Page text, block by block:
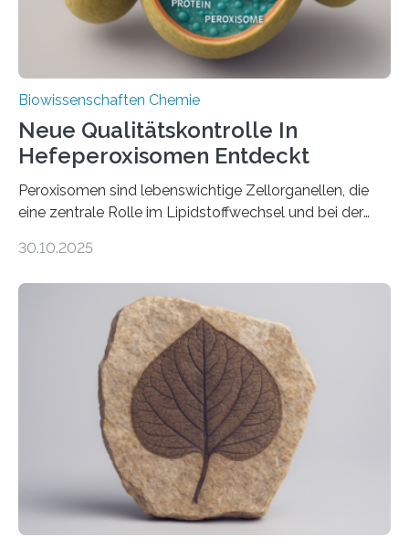
Biowissenschaften Chemie
Neue Qualitätskontrolle In
Hefeperoxisomen Entdeckt
Peroxisomen sind lebenswichtige Zellorganellen, die
eine zentrale Rolle im Lipidstoffwechsel und bei der
erfüllen können, müssen zahlreiche Enzyme präzise in
der Ruhr-Universität Bochum um Prof. Dr. Ralf Erdmann
und Dr. Ismaila Francis Yusuf hat nun einen bislang
unbekannten Qualitätskontrollmechanismus des
peroxisomalen Proteintransports in der Bäckerhefe
Saccharomyces cerevisiae entdeckt, der für die
Funktionsfähigkeit der Organellen entscheidend ist. Die
Studie wurde am 28. Oktober 2025 in der
Fachzeitschrift…
30.10.2025